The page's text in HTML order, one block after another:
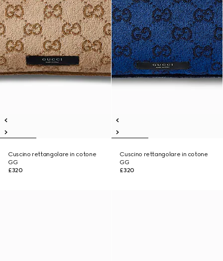
Cuscino rettangolare in cotone
GG
£320
Cuscino rettangolare in cotone
GG
£320